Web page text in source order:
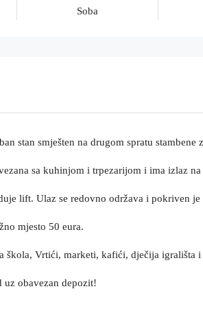
Soba
stan smješten na drugom spratu
sa kuhinjom i trpezarijom i ima izlaz
lift. Ulaz se redovno održava i pokriven
mjesto 50 eura.
škola, Vrtići, marketi, kafići, dječija igrališta i
uz obavezan depozit!